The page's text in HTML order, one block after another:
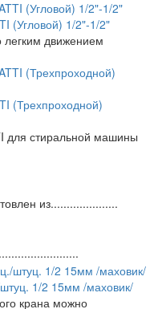
(Угловой) 1/2"-1/2"
легким движением
(Трехпроходной)
для стиральной машины
из.....................
1/2 15мм /маховик/
крана можно